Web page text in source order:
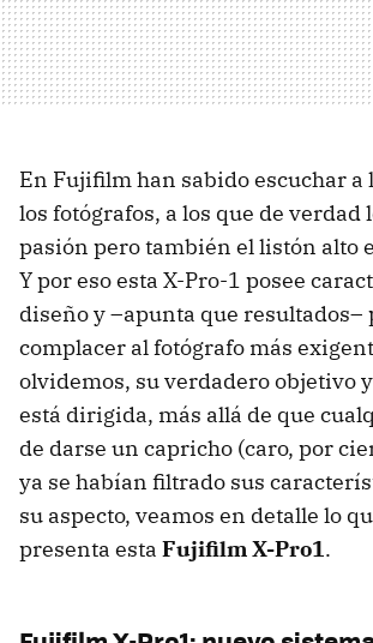
En Fujifilm han sabido escuchar a
los fotógrafos, a los que de verdad
pasión pero también el listón alto
Y por eso esta X-Pro-1 posee
diseño y –apunta que resultados–
complacer al fotógrafo más
olvidemos, su verdadero objetivo
está dirigida, más allá de que
de darse un capricho (caro, por
ya se habían filtrado sus
su aspecto, veamos en detalle lo
presenta esta Fujifilm X-Pro1.